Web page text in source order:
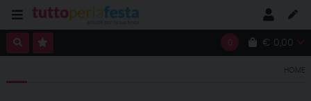
0 € 0,00
HOME